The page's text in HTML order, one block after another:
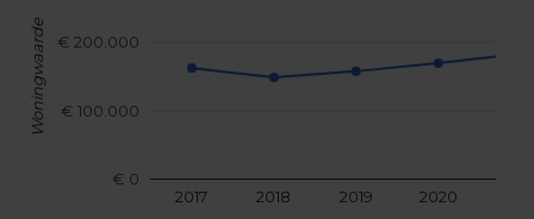
2017 2018 2019 2020
€ 0
€ 100.000
€ 200.000
Woningwaarde